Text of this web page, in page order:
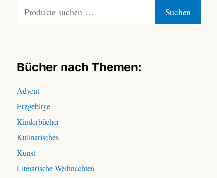
c
n
n
c
h
:
Suchen
Bücher nach Themen:
Advent
Erzgebirge
Kinderbücher
Kulinarisches
Kunst
Literarische Weihnachten